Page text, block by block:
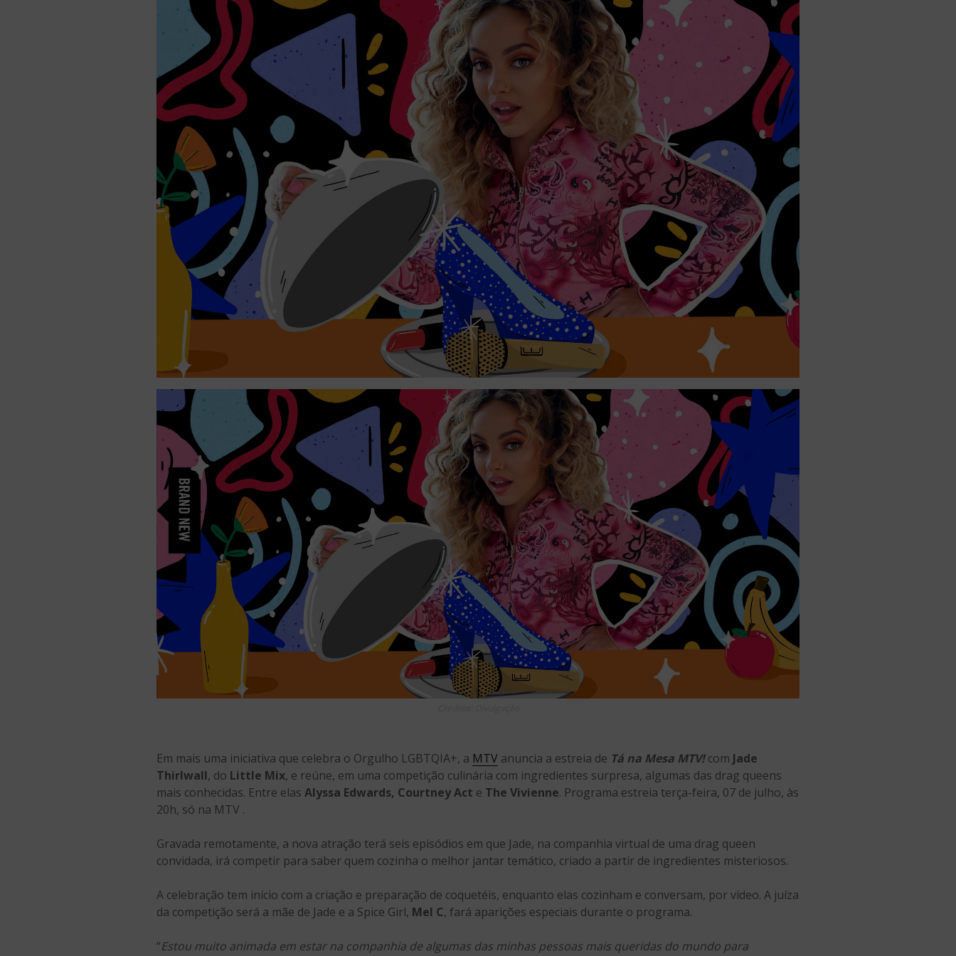
Em mais uma iniciativa que celebra o Orgulho LGBTQIA+, a MTV anuncia a estreia de Tá na Mesa MTV! com Jade
Thirlwall, do Little Mix, e reúne, em uma competição culinária com ingredientes surpresa, algumas das drag queens
mais conhecidas. Entre elas Alyssa Edwards, Courtney Act e The Vivienne. Programa estreia terça-feira, 07 de julho, às
20h, só na MTV .
Gravada remotamente, a nova atração terá seis episódios em que Jade, na companhia virtual de uma drag queen
convidada, irá competir para saber quem cozinha o melhor jantar temático, criado a partir de ingredientes misteriosos.
A celebração tem início com a criação e preparação de coquetéis, enquanto elas cozinham e conversam, por vídeo. A juíza
da competição será a mãe de Jade e a Spice Girl, Mel C, fará aparições especiais durante o programa.
“Estou muito animada em estar na companhia de algumas das minhas pessoas mais queridas do mundo para